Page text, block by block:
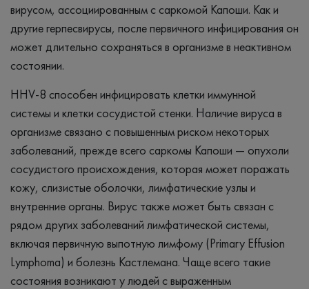
вирусом, ассоциированным с саркомой Капоши. Как и
другие герпесвирусы, после первичного инфицирования он
может длительно сохраняться в организме в неактивном
состоянии.
HHV-8 способен инфицировать клетки иммунной
системы и клетки сосудистой стенки. Наличие вируса в
организме связано с повышенным риском некоторых
заболеваний, прежде всего саркомы Капоши — опухоли
сосудистого происхождения, которая может поражать
кожу, слизистые оболочки, лимфатические узлы и
внутренние органы. Вирус также может быть связан с
рядом других заболеваний лимфатической системы,
включая первичную выпотную лимфому (Primary Effusion
Lymphoma) и болезнь Кастлемана. Чаще всего такие
состояния возникают у людей с выраженным